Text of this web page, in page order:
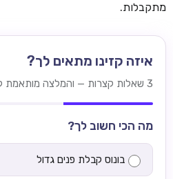
מתקבלות.
איזה קזינו מתאים לך?
3 שאלות קצרות — והמלצה מותאמת לשחקנים מישראל.
מה הכי חשוב לך?
בונוס קבלת פנים גדול